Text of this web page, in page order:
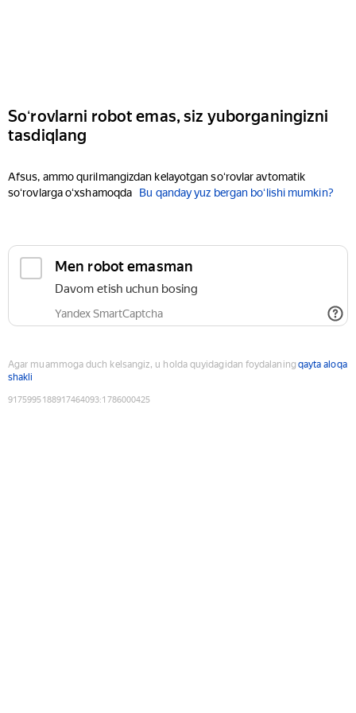
Soʻrovlarni robot emas, siz yuborganingizni
tasdiqlang
Afsus, ammo qurilmangizdan kelayotgan soʻrovlar avtomatik
soʻrovlarga oʻxshamoqda
Bu qanday yuz bergan boʻlishi mumkin?
Men robot emasman
Davom etish uchun bosing
Yandex SmartCaptcha
Agar muammoga duch kelsangiz, u holda quyidagidan foydalaning qayta aloqa
shakli
9175995188917464093:1786000425